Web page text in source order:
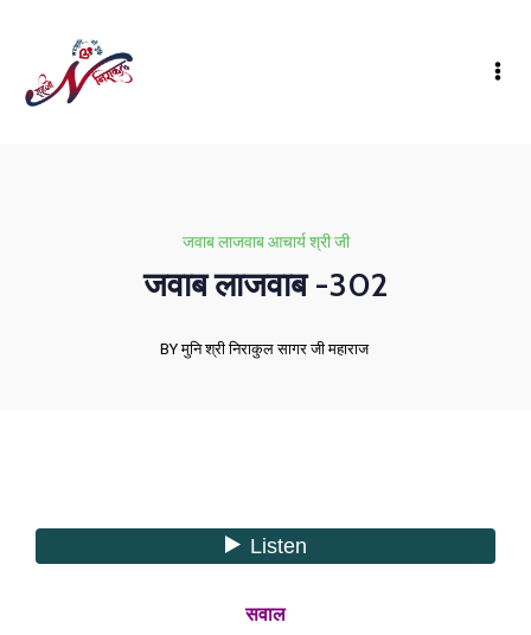
जवाब लाजवाब आचार्य श्री जी
जवाब लाजवाब -302
BY मुनि श्री निराकुल सागर जी महाराज
सवाल